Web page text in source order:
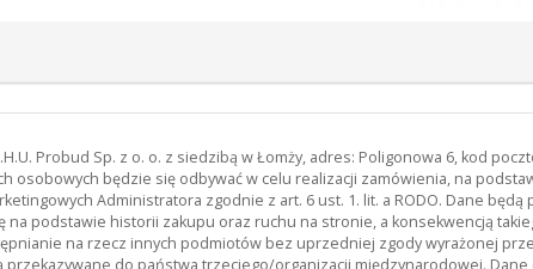
Probud Sp. z o. o. z siedzibą w Łomży, adres: Poligonowa 6, kod
osobowych będzie się odbywać w celu realizacji zamówienia, na
Administratora zgodnie z art. 6 ust. 1. lit. a RODO. Dane
na podstawie historii zakupu oraz ruchu na stronie, a konsekwencją
na rzecz innych podmiotów bez uprzedniej zgody wyrażonej
do państwa trzeciego/organizacji międzynarodowej.